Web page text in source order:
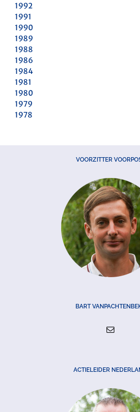
1992
1991
1990
1989
1988
1986
1984
1981
1980
1979
1978
VOORZITTER
BART
ACTIELEIDER